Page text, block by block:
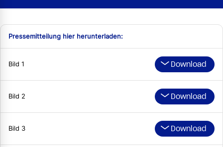
Pressemitteilung hier herunterladen:
Bild 1 Download
Bild 2 Download
Bild 3 Download